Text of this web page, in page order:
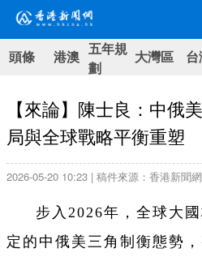
頭條 港澳 五年規
劃
大灣區
【來論】陳士良：中俄
局與全球戰略平衡重塑
2026-05-20 10:23 | 稿件來源：香港新聞網
步入2026年，全球大
定的中俄美三角制衡態勢